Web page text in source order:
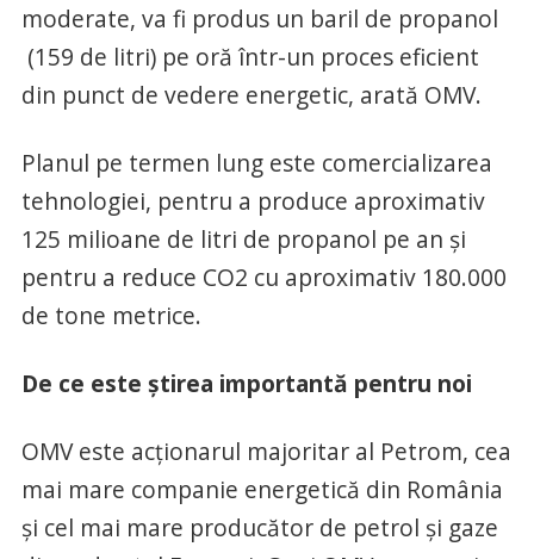
moderate, va fi produs un baril de propanol
(159 de litri) pe oră într-un proces eficient
din punct de vedere energetic, arată OMV.
Planul pe termen lung este comercializarea
tehnologiei, pentru a produce aproximativ
125 milioane de litri de propanol pe an și
pentru a reduce CO2 cu aproximativ 180.000
de tone metrice.
De ce este știrea importantă pentru noi
OMV este acționarul majoritar al Petrom, cea
mai mare companie energetică din România
și cel mai mare producător de petrol și gaze